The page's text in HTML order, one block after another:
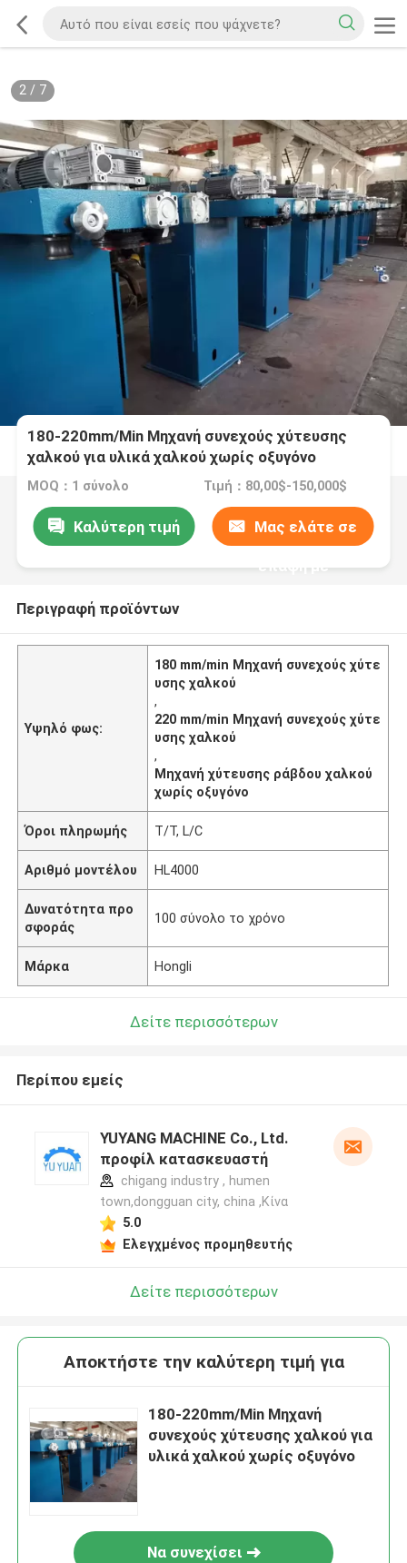
2/ 7
180-220mm/Min Μηχανή συνεχούς χύτευσης
χαλκού για υλικά χαλκού χωρίς οξυγόνο
MOQ：1 σύνολο Τιμή：80,00$-150,000$
Καλύτερη τιμή Μας ελάτε σε
επαφή με
Περιγραφή προϊόντων
Υψηλό φως:
180 mm/min Μηχανή συνεχούς χύτε
υσης χαλκού
,
220 mm/min Μηχανή συνεχούς χύτε
υσης χαλκού
,
Μηχανή χύτευσης ράβδου χαλκού
χωρίς οξυγόνο
Όροι πληρωμής T/T, L/C
Αριθμό μοντέλου HL4000
Δυνατότητα προ
σφοράς
100 σύνολο το χρόνο
Μάρκα Hongli
Δείτε περισσότερων
Περίπου εμείς
YUYANG MACHINE Co., Ltd.
προφίλ κατασκευαστή
chigang industry , humen
town,dongguan city, china ,Κίνα
5.0
Ελεγχμένος προμηθευτής
Δείτε περισσότερων
Αποκτήστε την καλύτερη τιμή για
180-220mm/Min Μηχανή
συνεχούς χύτευσης χαλκού για
υλικά χαλκού χωρίς οξυγόνο
Να συνεχίσει